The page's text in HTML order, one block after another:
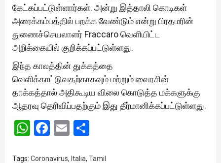
கேட்கப்பட்டுள்ளார்கள். அன்று இத்தாலி கொடிகள்
அரைக்கம்பத்தில் பறக்க வேண்டும் என்று பிரதமரின்
துணைச்செயலாளர் Fraccaro வெளியிட்ட
அறிக்கையில் குறிக்கப்பட்டுள்ளது.
இந்த காலத்தின் துக்கத்தை
வெளிக்காட்டுவதற்காகவும் மற்றும் வைரசின்
தாக்கத்தால் அதிகூடிய விலை கொடுத்த மக்களுக்கு
ஆதரவு தெரிவிப்பதற்கும் இது தீர்மானிக்கப்பட்டுள்ளது.
WhatsApp
Facebook
Email
Tags: Coronavirus, Italia, Tamil